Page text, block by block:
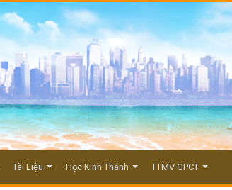
Tài Liệu Học Kinh Thánh TTMV GPCT